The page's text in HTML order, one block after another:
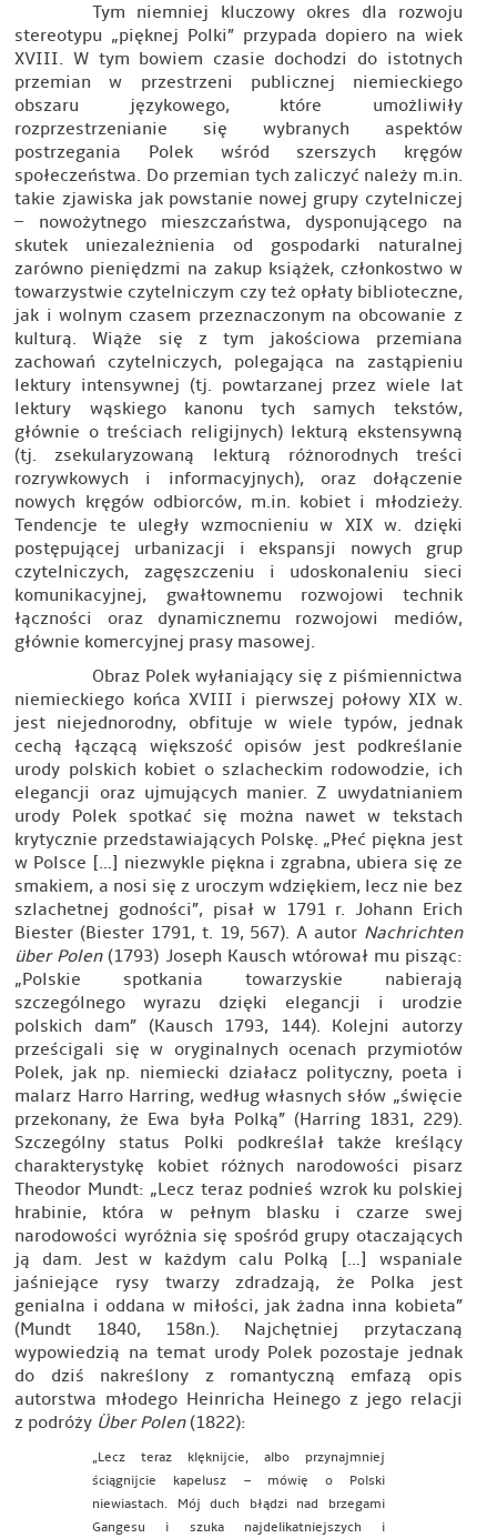
Tym niemniej kluczowy okres dla rozwoju
stereotypu „pięknej Polki” przypada dopiero na wiek
XVIII. W tym bowiem czasie dochodzi do istotnych
przemian w przestrzeni publicznej niemieckiego
obszaru językowego, które umożliwiły
rozprzestrzenianie się wybranych aspektów
postrzegania Polek wśród szerszych kręgów
społeczeństwa. Do przemian tych zaliczyć należy m.in.
takie zjawiska jak powstanie nowej grupy czytelniczej
– nowożytnego mieszczaństwa, dysponującego na
skutek uniezależnienia od gospodarki naturalnej
zarówno pieniędzmi na zakup książek, członkostwo w
towarzystwie czytelniczym czy też opłaty biblioteczne,
jak i wolnym czasem przeznaczonym na obcowanie z
kulturą. Wiąże się z tym jakościowa przemiana
zachowań czytelniczych, polegająca na zastąpieniu
lektury intensywnej (tj. powtarzanej przez wiele lat
lektury wąskiego kanonu tych samych tekstów,
głównie o treściach religijnych) lekturą ekstensywną
(tj. zsekularyzowaną lekturą różnorodnych treści
rozrywkowych i informacyjnych), oraz dołączenie
nowych kręgów odbiorców, m.in. kobiet i młodzieży.
Tendencje te uległy wzmocnieniu w XIX w. dzięki
postępującej urbanizacji i ekspansji nowych grup
czytelniczych, zagęszczeniu i udoskonaleniu sieci
komunikacyjnej, gwałtownemu rozwojowi technik
łączności oraz dynamicznemu rozwojowi mediów,
głównie komercyjnej prasy masowej.
Obraz Polek wyłaniający się z piśmiennictwa
niemieckiego końca XVIII i pierwszej połowy XIX w.
jest niejednorodny, obfituje w wiele typów, jednak
cechą łączącą większość opisów jest podkreślanie
urody polskich kobiet o szlacheckim rodowodzie, ich
elegancji oraz ujmujących manier. Z uwydatnianiem
urody Polek spotkać się można nawet w tekstach
krytycznie przedstawiających Polskę. „Płeć piękna jest
w Polsce […] niezwykle piękna i zgrabna, ubiera się ze
smakiem, a nosi się z uroczym wdziękiem, lecz nie bez
szlachetnej godności”, pisał w 1791 r. Johann Erich
Biester (Biester 1791, t. 19, 567). A autor Nachrichten
über Polen(1793) Joseph Kausch wtórował mu pisząc:
„Polskie spotkania towarzyskie nabierają
szczególnego wyrazu dzięki elegancji i urodzie
polskich dam” (Kausch 1793, 144). Kolejni autorzy
prześcigali się w oryginalnych ocenach przymiotów
Polek, jak np. niemiecki działacz polityczny, poeta i
malarz Harro Harring, według własnych słów „święcie
przekonany, że Ewa była Polką” (Harring 1831, 229).
Szczególny status Polki podkreślał także kreślący
charakterystykę kobiet różnych narodowości pisarz
Theodor Mundt: „Lecz teraz podnieś wzrok ku polskiej
hrabinie, która w pełnym blasku i czarze swej
narodowości wyróżnia się spośród grupy otaczających
ją dam. Jest w każdym calu Polką […] wspaniale
jaśniejące rysy twarzy zdradzają, że Polka jest
genialna i oddana w miłości, jak żadna inna kobieta”
(Mundt 1840, 158n.). Najchętniej przytaczaną
wypowiedzią na temat urody Polek pozostaje jednak
do dziś nakreślony z romantyczną emfazą opis
autorstwa młodego Heinricha Heinego z jego relacji
z podróży Über Polen(1822):
„Lecz teraz klęknijcie, albo przynajmniej
ściągnijcie kapelusz – mówię o Polski
niewiastach. Mój duch błądzi nad brzegami
Gangesu i szuka najdelikatniejszych i